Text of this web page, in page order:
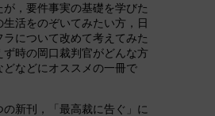
が，要件事実の基礎を学びた
生活をのぞいてみたい方，日
について改めて考えてみた
ず時の岡口裁判官がどんな方
どなどにオススメの一冊で
の新刊，「最高裁に告ぐ」に